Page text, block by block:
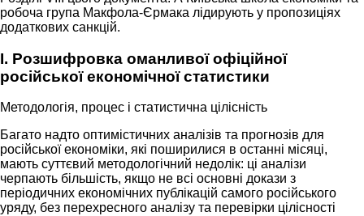
робоча група Макфола-Єрмака лідирують у пропозиціях
додаткових санкцій.
I. Розшифровка оманливої офіційної
російської економічної статистики
Методологія, процес і статистична цілісність
Багато надто оптимістичних аналізів та прогнозів для
російської економіки, які поширилися в останні місяці,
мають суттєвий методологічний недолік: ці аналізи
черпають більшість, якщо не всі основні докази з
періодичних економічних публікацій самого російського
уряду, без перехресного аналізу та перевірки цілісності